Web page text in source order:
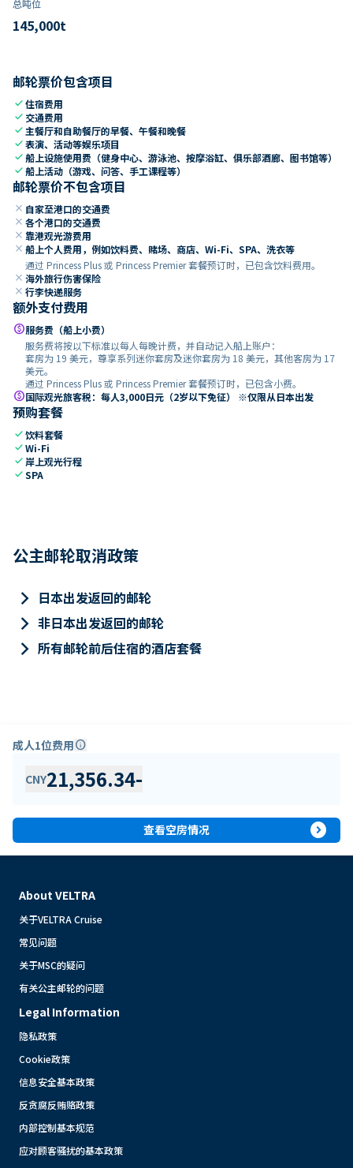
总吨位
145,000t
邮轮票价包含项目
check住宿费用
check 交通费用
check 主餐厅和自助餐厅的早餐、午餐和晚餐
check表演、活动等娱乐项目
check船上设施使用费（健身中心、游泳池、按摩浴缸、俱乐部酒廊、图书馆等）
check船上活动（游戏、问答、手工课程等）
邮轮票价不包含项目
close 自家至港口的交通费
close 各个港口的交通费
close 靠港观光游费用
close 船上个人费用，例如饮料费、赌场、商店、Wi-Fi、SPA、洗衣等
通过 Princess Plus 或 Princess Premier 套餐预订时，已包含饮料费用。
close 海外旅行伤害保险
close 行李快递服务
额外支付费用
paid服务费（船上小费）
服务费将按以下标准以每人每晚计费，并自动记入船上账户：
套房为 19 美元，尊享系列迷你套房及迷你套房为 18 美元，其他客房为 17
美元。
通过 Princess Plus 或 Princess Premier 套餐预订时，已包含小费。
paid国际观光旅客税：每人3,000日元（2岁以下免征） ※仅限从日本出发
预购套餐
check饮料套餐
checkWi-Fi
check 岸上观光行程
checkSPA
公主邮轮取消政策
keyboard_arrow_right 日本出发返回的邮轮
keyboard_arrow_right 非日本出发返回的邮轮
keyboard_arrow_right 所有邮轮前后住宿的酒店套餐
成人1位费用info
CNY21,356.34-
查看空房情况 expand_circle_right
About VELTRA
关于VELTRA Cruise
常见问题
关于MSC的疑问
有关公主邮轮的问题
Legal Information
隐私政策
Cookie政策
信息安全基本政策
反贪腐反贿赂政策
内部控制基本规范
应对顾客骚扰的基本政策